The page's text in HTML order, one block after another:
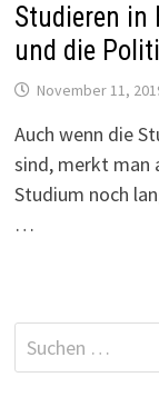
Studieren in
und die
November 11,
Auch wenn die
sind, merkt man
Studium noch
…
Suchen
nach: